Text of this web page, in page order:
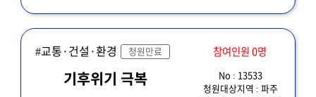
#교통·건설·환경 청원만료 참여인원 0명
기후위기 극복
No : 13533
청원대상지역 : 파주